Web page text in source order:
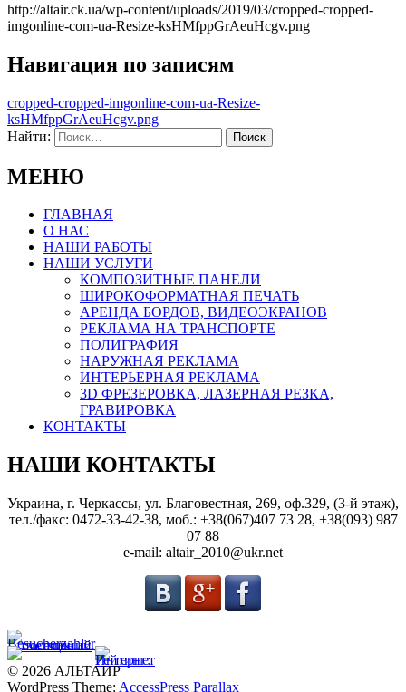
http://altair.ck.ua/wp-content/uploads/2019/03/cropped-cropped-
imgonline-com-ua-Resize-ksHMfppGrAeuHcgv.png
Навигация по записям
cropped-cropped-imgonline-com-ua-Resize-
ksHMfppGrAeuHcgv.png
Найти:
МЕНЮ
ГЛАВНАЯ
О НАС
НАШИ РАБОТЫ
НАШИ УСЛУГИ
КОМПОЗИТНЫЕ ПАНЕЛИ
ШИРОКОФОРМАТНАЯ ПЕЧАТЬ
АРЕНДА БОРДОВ, ВИДЕОЭКРАНОВ
РЕКЛАМА НА ТРАНСПОРТЕ
ПОЛИГРАФИЯ
НАРУЖНАЯ РЕКЛАМА
ИНТЕРЬЕРНАЯ РЕКЛАМА
3D ФРЕЗЕРОВКА, ЛАЗЕРНАЯ РЕЗКА,
ГРАВИРОВКА
КОНТАКТЫ
НАШИ КОНТАКТЫ
Украина, г. Черкассы, ул. Благовестная, 269, оф.329, (3-й этаж),
тел./факс: 0472-33-42-38, моб.: +38(067)407 73 28, +38(093) 987
07 88
e-mail: altair_2010@ukr.net
© 2026 АЛЬТАИР
WordPress Theme: AccessPress Parallax